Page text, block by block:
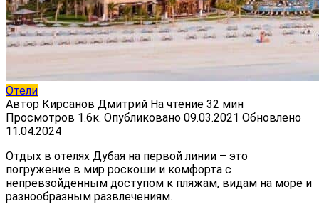
Отели
Автор Кирсанов Дмитрий На чтение 32 мин
Просмотров 1.6к. Опубликовано 09.03.2021 Обновлено
11.04.2024
Отдых в отелях Дубая на первой линии – это
погружение в мир роскоши и комфорта с
непревзойденным доступом к пляжам, видам на море и
разнообразным развлечениям.